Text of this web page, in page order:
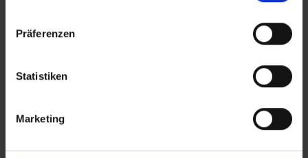
Präferenzen
Statistiken
Marketing
Unterschiede in den beschriebenen Leistungen gibt. Aug.
Wichtige Hinweise
Sie haben nur das Hotel (ohne Flug) gebucht?
Den passenden Transfer zum Hotel finden Sie